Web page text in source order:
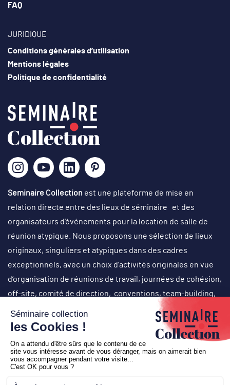
FAQ
JURIDIQUE
Conditions générales d’utilisation
Mentions légales
Politique de confidentialité
Seminaire Collection est une plateforme de mise en
relation directe entre des lieux de séminaire et des
organisateurs d’événements pour la location de salle de
réunion atypique. Nous proposons une sélection de lieux
originaux, singuliers et atypiques dans des cadres
exceptionnels, avec un choix d’activités originales en vue
d’organisation de réunions de travail, journées de cohésion,
off-site, comité de direction, conventions, team-building,
soirées événementielles (lancement de produit, cocktail
d’inauguration…), voyages de récompense, etc.
Copyright © 2026Seminaire Collection
Business
to web